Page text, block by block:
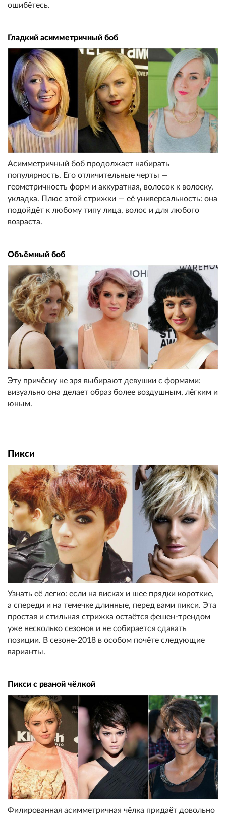
ошибётесь.
Гладкий асимметричный боб
Асимметричный боб продолжает набирать
популярность. Его отличительные черты —
геометричность форм и аккуратная, волосок к волоску,
укладка. Плюс этой стрижки — её универсальность: она
подойдёт к любому типу лица, волос и для любого
возраста.
Объёмный боб
Эту причёску не зря выбирают девушки с формами:
визуально она делает образ более воздушным, лёгким и
юным.
Пикси
Узнать её легко: если на висках и шее прядки короткие,
а спереди и на темечке длинные, перед вами пикси. Эта
простая и стильная стрижка остаётся фешен-трендом
уже несколько сезонов и не собирается сдавать
позиции. В сезоне-2018 в особом почёте следующие
варианты.
Пикси с рваной чёлкой
Филированная асимметричная чёлка придаёт довольно